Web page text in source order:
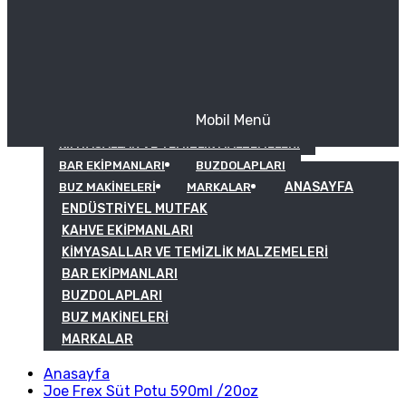
KIMYASALLAR VE TEMIZLIK MALZEMELERI
BAR EKIPMANLARI
BUZDOLAPLARI
BUZ MAKINELERI
MARKALAR
Mobil Menü
ANASAYFA
ENDÜSTRIYEL MUTFAK
KAHVE EKIPMANLARI
KIMYASALLAR VE TEMIZLIK MALZEMELERI
BAR EKIPMANLARI
BUZDOLAPLARI
BUZ MAKINELERI
MARKALAR
Anasayfa
Joe Frex Süt Potu 590ml /20oz